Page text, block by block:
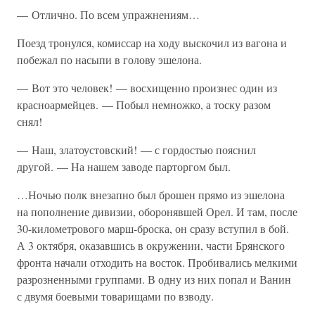
— Отлично. По всем упражнениям…
Поезд тронулся, комиссар на ходу выскочил из вагона и
побежал по насыпи в голову эшелона.
— Вот это человек! — восхищенно произнес один из
красноармейцев. — Побыл немножко, а тоску разом
снял!
— Наш, златоустовский! — с гордостью пояснил
другой. — На нашем заводе парторгом был.
…Ночью полк внезапно был брошен прямо из эшелона
на пополнение дивизии, оборонявшей Орел. И там, после
30-километрового марш-броска, он сразу вступил в бой.
А 3 октября, оказавшись в окружении, части Брянского
фронта начали отходить на восток. Пробивались мелкими
разрозненными группами. В одну из них попал и Ванин
с двумя боевыми товарищами по взводу.